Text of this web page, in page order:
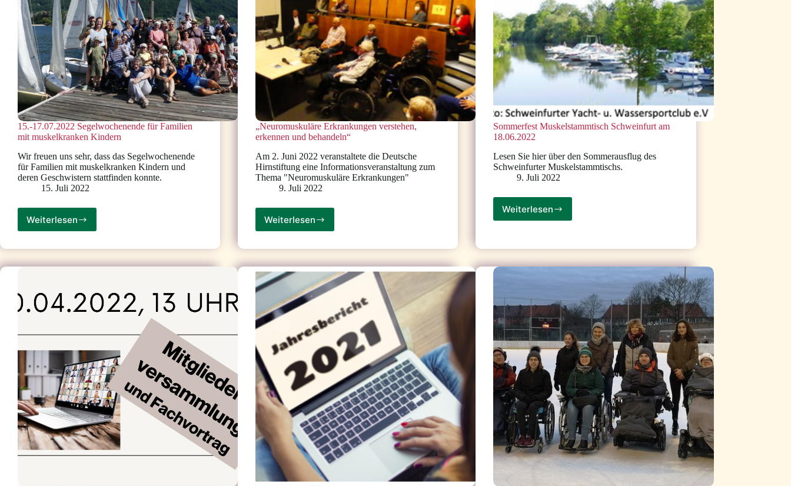
15.-17.07.2022 Segelwochenende für Familien
mit muskelkranken Kindern
Wir freuen uns sehr, dass das Segelwochenende
für Familien mit muskelkranken Kindern und
deren Geschwistern stattfinden konnte.
15. Juli 2022
Weiterlesen15.-17.07.2022
für
mit
Kindern
„Neuromuskuläre Erkrankungen verstehen,
erkennen und behandeln“
Am 2. Juni 2022 veranstaltete die Deutsche
Hirnstiftung eine Informationsveranstaltung zum
Thema "Neuromuskuläre Erkrankungen"
9. Juli 2022
Weiterlesen„Neuromuskuläre
verstehen,
und
behandeln“
Sommerfest Muskelstammtisch Schweinfurt am
18.06.2022
Lesen Sie hier über den Sommerausflug des
Schweinfurter Muskelstammtischs.
9. Juli 2022
WeiterlesenSommerfest
am